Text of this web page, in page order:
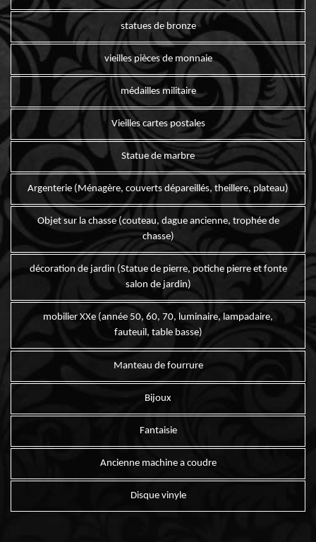
statues de bronze
vieilles pièces de monnaie
médailles militaire
Vieilles cartes postales
Statue de marbre
Argenterie (Ménagère, couverts dépareillés, theillere, plateau)
Objet sur la chasse (couteau, dague ancienne, trophée de
chasse)
décoration de jardin (Statue de pierre, potiche pierre et fonte
salon de jardin)
mobilier XXe (année 50, 60, 70, luminaire, lampadaire,
fauteuil, table basse)
Manteau de fourrure
Bijoux
Fantaisie
Ancienne machine a coudre
Disque vinyle